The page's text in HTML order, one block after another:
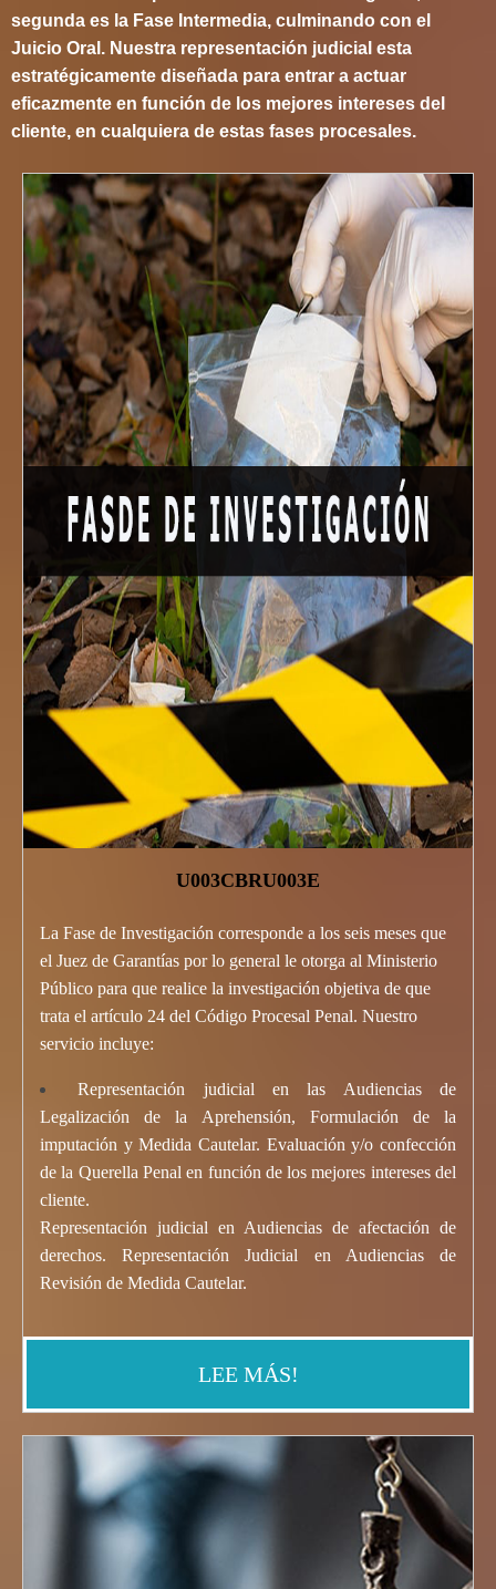
segunda es la Fase Intermedia, culminando con el
Juicio Oral. Nuestra representación judicial esta
estratégicamente diseñada para entrar a actuar
eficazmente en función de los mejores intereses del
cliente, en cualquiera de estas fases procesales.
U003CBRU003E
La Fase de Investigación corresponde a los seis meses que
el Juez de Garantías por lo general le otorga al Ministerio
Público para que realice la investigación objetiva de que
trata el artículo 24 del Código Procesal Penal. Nuestro
servicio incluye:
Representación judicial en las Audiencias de
Legalización de la Aprehensión, Formulación de la
imputación y Medida Cautelar. Evaluación y/o confección
de la Querella Penal en función de los mejores intereses del
cliente.
Representación judicial en Audiencias de afectación de
derechos. Representación Judicial en Audiencias de
Revisión de Medida Cautelar.
LEE MÁS!